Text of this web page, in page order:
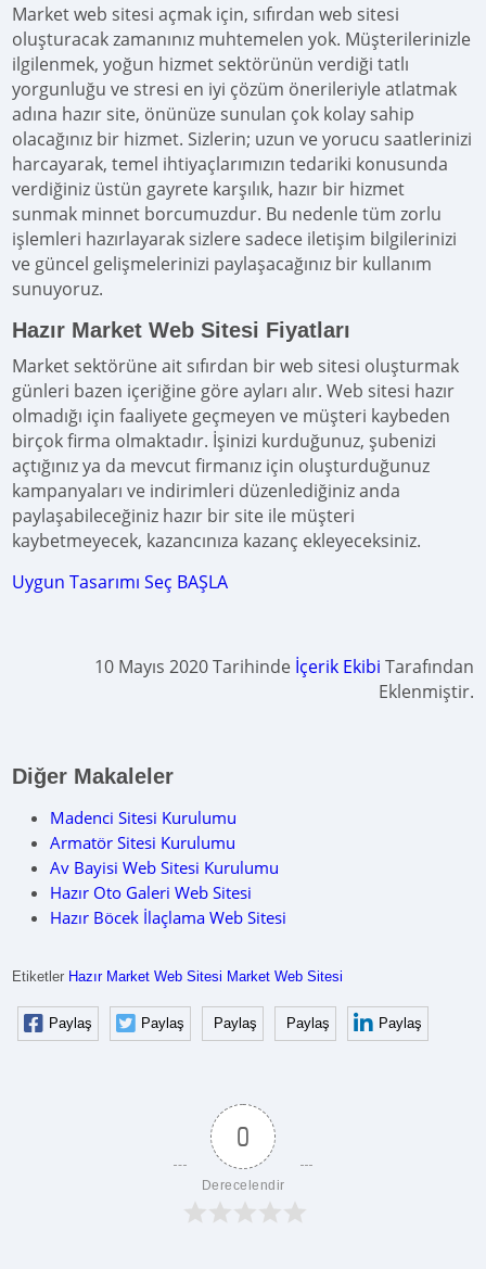
Market web sitesi açmak için, sıfırdan web sitesi
oluşturacak zamanınız muhtemelen yok. Müşterilerinizle
ilgilenmek, yoğun hizmet sektörünün verdiği tatlı
yorgunluğu ve stresi en iyi çözüm önerileriyle atlatmak
adına hazır site, önünüze sunulan çok kolay sahip
olacağınız bir hizmet. Sizlerin; uzun ve yorucu saatlerinizi
harcayarak, temel ihtiyaçlarımızın tedariki konusunda
verdiğiniz üstün gayrete karşılık, hazır bir hizmet
sunmak minnet borcumuzdur. Bu nedenle tüm zorlu
işlemleri hazırlayarak sizlere sadece iletişim bilgilerinizi
ve güncel gelişmelerinizi paylaşacağınız bir kullanım
sunuyoruz.
Hazır Market Web Sitesi Fiyatları
Market sektörüne ait sıfırdan bir web sitesi oluşturmak
günleri bazen içeriğine göre ayları alır. Web sitesi hazır
olmadığı için faaliyete geçmeyen ve müşteri kaybeden
birçok firma olmaktadır. İşinizi kurduğunuz, şubenizi
açtığınız ya da mevcut firmanız için oluşturduğunuz
kampanyaları ve indirimleri düzenlediğiniz anda
paylaşabileceğiniz hazır bir site ile müşteri
kaybetmeyecek, kazancınıza kazanç ekleyeceksiniz.
Uygun Tasarımı Seç BAŞLA
10 Mayıs 2020 Tarihinde İçerik Ekibi Tarafından
Eklenmiştir.
Diğer Makaleler
Madenci Sitesi Kurulumu
Armatör Sitesi Kurulumu
Av Bayisi Web Sitesi Kurulumu
Hazır Oto Galeri Web Sitesi
Hazır Böcek İlaçlama Web Sitesi
Etiketler Hazır Market Web Sitesi Market Web Sitesi
Paylaş Paylaş Paylaş Paylaş Paylaş
0
Derecelendir